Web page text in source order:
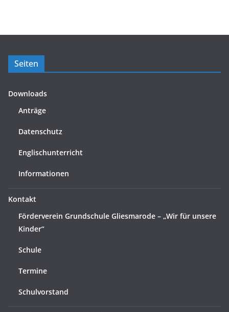
Seiten
Downloads
Anträge
Datenschutz
Englischunterricht
Informationen
Kontakt
Förderverein Grundschule Gliesmarode – „Wir für unsere
Kinder“
Schule
Termine
Schulvorstand